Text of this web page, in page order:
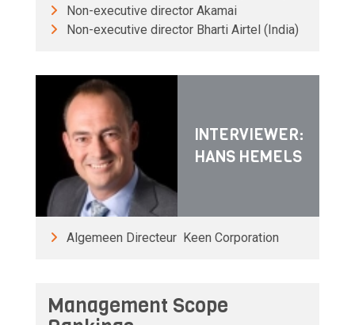
Non-executive director Akamai
Non-executive director Bharti Airtel (India)
INTERVIEWER:
HANS HEMELS
Algemeen Directeur Keen Corporation
Management Scope